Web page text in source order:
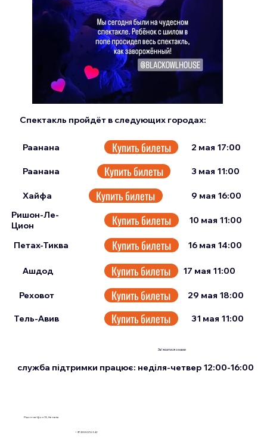
Спектакль пройдёт в следующих городах:
Раанана Купить билеты 2 мая 17:00
Тель-Авив Купить билеты 31 мая 11:00
Реховот Купить билеты 29 мая 18:00
Ашдод Купить билеты 17 мая 11:00
Петах-Тиква Купить билеты 16 мая 14:00
Ришон-Ле-
Цион
Купить билеты 10 мая 11:00
Хайфа Купить билеты 9 мая 16:00
Раанана Купить билеты 3 мая 11:00
Рішон-ле-Ціон 13, Нетанія
+972555076342
Зв'язатися з нами
служба підтримки працює: неділя-четвер 12:00-16:00